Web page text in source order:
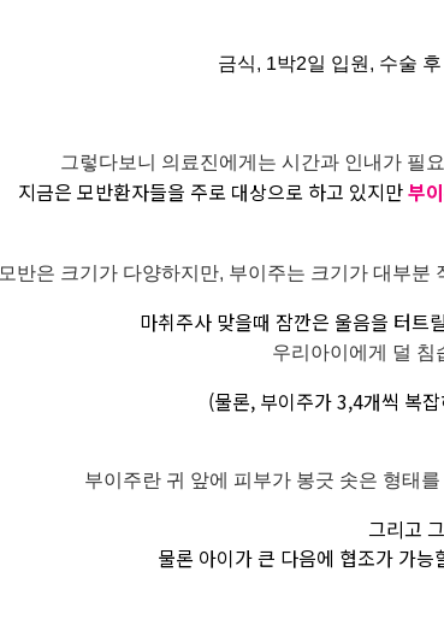
금식, 1박2일 입원, 수술
그렇다보니 의료진에게는 시간과 인내가 필
지금은 모반환자들을 주로 대상으로 하고 있지만부
모반은 크기가 다양하지만, 부이주는 크기가 대부
마취주사 맞을때 잠깐은 울음을 터트
우리아이에게 덜 침
(물론, 부이주가 3,4개씩 복
부이주란 귀 앞에 피부가 봉긋 솟은 형태
그리고
물론 아이가 큰 다음에 협조가 가